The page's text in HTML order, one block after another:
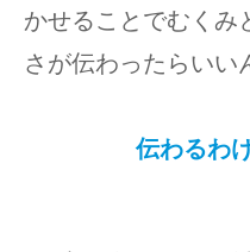
かせることでむくみ
さが伝わったらいい
伝わるわ